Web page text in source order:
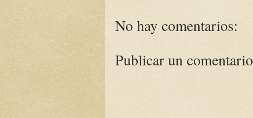
No hay comentarios:
Publicar un comentario